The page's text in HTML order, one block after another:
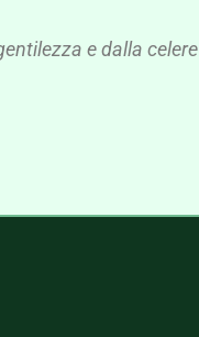
e dalla celere